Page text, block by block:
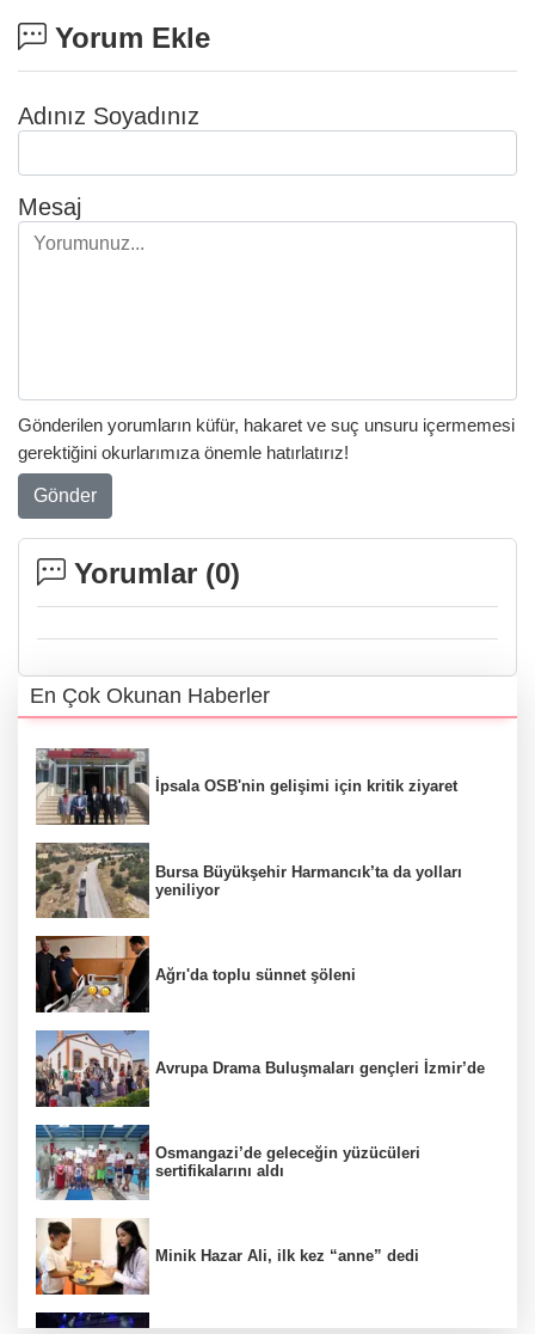
Yorum Ekle
Adınız Soyadınız
Mesaj
Gönderilen yorumların küfür, hakaret ve suç unsuru içermemesi
gerektiğini okurlarımıza önemle hatırlatırız!
Gönder
Yorumlar (0)
En Çok Okunan Haberler
İpsala OSB'nin gelişimi için kritik ziyaret
Bursa Büyükşehir Harmancık’ta da yolları
yeniliyor
Ağrı'da toplu sünnet şöleni
Avrupa Drama Buluşmaları gençleri İzmir’de
Osmangazi’de geleceğin yüzücüleri
sertifikalarını aldı
Minik Hazar Ali, ilk kez “anne” dedi